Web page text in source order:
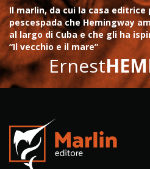
Il marlin, da cui la casa editrice
pescespada che Hemingway
al largo di Cuba e che gli ha
“Il vecchio e il mare”
Ernest